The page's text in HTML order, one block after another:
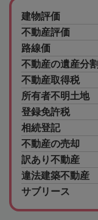
建物評価
不動産評価
路線価
不動産の遺産分割
不動産取得税
所有者不明土地
登録免許税
相続登記
不動産の売却
訳あり不動産
違法建築不動産
サブリース